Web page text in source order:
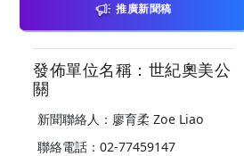
推廣新聞稿
發佈單位名稱：世紀奧美公
關
新聞聯絡人：廖育柔 Zoe Liao
聯絡電話：02-77459147